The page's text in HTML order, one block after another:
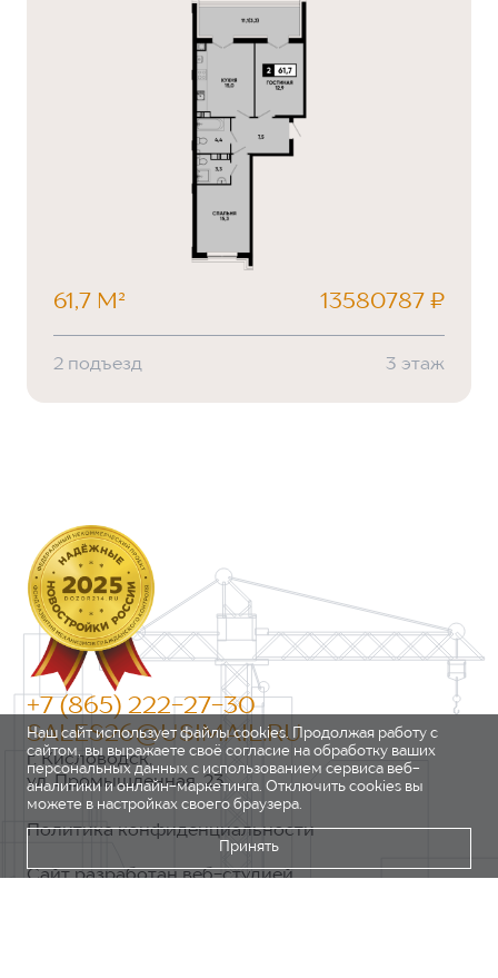
61,7 М² 13580787 ₽
2 подъезд 3 этаж
+7 (865) 222-27-30
SALES26@USIMAIL.RU
г. Кисловодск,
ул. Промышленная, 23
Политика конфиденциальности
Сайт разработан веб-студией
Наш сайт использует файлы cookies. Продолжая работу с
сайтом, вы выражаете своё согласие на обработку ваших
персональных данных с использованием сервиса веб-
аналитики и онлайн-маркетинга. Отключить cookies вы
можете в настройках своего браузера.
Принять